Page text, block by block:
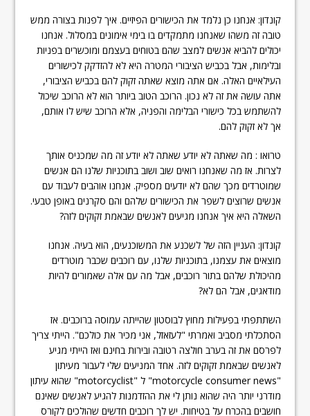
קונדון: אנחנו כן נלמד את הכישורים הפיזיים. איך לפנות בצורה ממש
טובה זה משהו שאנחנו מתמקדים בו בימי אימונים במסלול. אנחנו
יכולים להביא אנשים למצב שהם בטוחים בעצמם ומוכשרים בפניות
ובלימות, אבל בכביש הציבורי המטרה היא לא להזדקק לכישורים
העילאיים האלה. אם אתה מוצא שאתה זקוק להם בכביש הציבורי,
אתה עושה את זה לא נכון. הרוכב הטוב ביותר הוא לא הרוכב שיכול
להשתמש בכל כישורי הבלימה והפניה, אלא הרוכב שיש לו אותם,
אך לא זקוק להם.
טרואו : מה שאתה לא יודע שאתה לא יודע זה מה שמכניס אותך
לצרות. אז מה שאנחנו רואים שוב ושוב בתוכניות שלנו הם אנשים
שמוטרדים מכך שהם לא יודעים מספיק. אנחנו אוהבים לעבוד עם
אנשים שרוצים לשפר את הכישורים שלהם והם סקרנים באופן טבעי.
השאלה היא איך אנחנו מגיעים לאנשים שבאמת זקוקים לזה?
קונדון: העניין הזה של לשכנע את המשוכנעים, הוא בעיה. אנחנו
מוצאים את עצמנו, בתוכניות שלנו, עם רוכבים שכבר מוטרדים
מהיכולת שלהם בתור רוכבים, אבל מה עם אלה שאמורים להיות
מודאגים, אבל הם לא?
השתתפתי בפעילות מחוץ לבוסטון שהייתה עמוסה ברוכבים. אז
הסתכלתי מסביב ואמרתי "לעזאזל, אני מכיר את כולכם". הייתי צריך
לפרסם את זה בערב חולצה רטובה ובירות בחינם ואז הייתי מגיע
לאנשים שבאמת זקוקים לזה. אחד המניעים שלי לעבור מעיתון
"motorcycle consumer news" ל "motorcyclist" שהוא עיתון
מודרני יותר היה שהוא נותן לי את ההזדמנות להגיע לאנשים שאינם
חושבים בהכרח על בטיחות. יש לך רוכבים חדשים שהולכים לקורס